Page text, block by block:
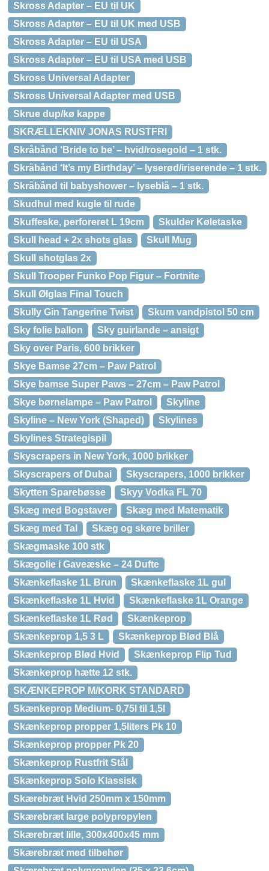
Skross Adapter – EU til UK
Skross Adapter – EU til UK med USB
Skross Adapter – EU til USA
Skross Adapter – EU til USA med USB
Skross Universal Adapter
Skross Universal Adapter med USB
Skrue dup/kø kappe
SKRÆLLEKNIV JONAS RUSTFRI
Skråbånd ‘Bride to be’ – hvid/rosegold – 1 stk.
Skråbånd ‘It’s my Birthday’ – lyserød/iriserende – 1 stk.
Skråbånd til babyshower – lyseblå – 1 stk.
Skudhul med kugle til rude
Skuffeske, perforeret L 19cm
Skulder Køletaske
Skull head + 2x shots glas
Skull Mug
Skull shotglas 2x
Skull Trooper Funko Pop Figur – Fortnite
Skull Ølglas Final Touch
Skully Gin Tangerine Twist
Skum vandpistol 50 cm
Sky folie ballon
Sky guirlande – ansigt
Sky over Paris, 600 brikker
Skye Bamse 27cm – Paw Patrol
Skye bamse Super Paws – 27cm – Paw Patrol
Skye børnelampe – Paw Patrol
Skyline
Skyline – New York (Shaped)
Skylines
Skylines Strategispil
Skyscrapers in New York, 1000 brikker
Skyscrapers of Dubai
Skyscrapers, 1000 brikker
Skytten Sparebøsse
Skyy Vodka FL 70
Skæg med Bogstaver
Skæg med Matematik
Skæg med Tal
Skæg og skøre briller
Skægmaske 100 stk
Skægolie i Gaveæske – 24 Dufte
Skænkeflaske 1L Brun
Skænkeflaske 1L gul
Skænkeflaske 1L Hvid
Skænkeflaske 1L Orange
Skænkeflaske 1L Rød
Skænkeprop
Skænkeprop 1,5 3 L
Skænkeprop Blød Blå
Skænkeprop Blød Hvid
Skænkeprop Flip Tud
Skænkeprop hætte 12 stk.
SKÆNKEPROP M/KORK STANDARD
Skænkeprop Medium- 0,75l til 1,5l
Skænkeprop propper 1,5liters Pk 10
Skænkeprop propper Pk 20
Skænkeprop Rustfrit Stål
Skænkeprop Solo Klassisk
Skærebræt Hvid 250mm x 150mm
Skærebræt large polypropylen
Skærebræt lille, 300x400x45 mm
Skærebræt med tilbehør